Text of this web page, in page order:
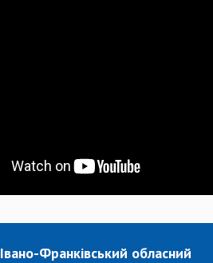
Івано-Франківський обласний